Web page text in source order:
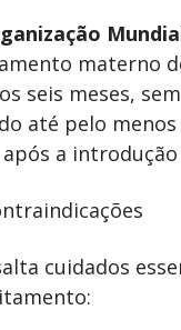
materno
seis meses,
até pelo menos
a
cuidados